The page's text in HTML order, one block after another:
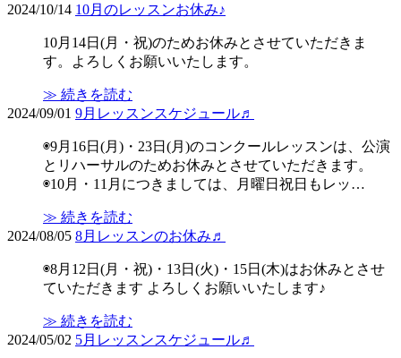
2024/10/14 10月のレッスンお休み♪
10月14日(月・祝)のためお休みとさせていただきま
す。よろしくお願いいたします。
≫ 続きを読む
2024/09/01 9月レッスンスケジュール♬
◉9月16日(月)・23日(月)のコンクールレッスンは、公演
とリハーサルのためお休みとさせていただきます。
◉10月・11月につきましては、月曜日祝日もレッ…
≫ 続きを読む
2024/08/05 8月レッスンのお休み♬
◉8月12日(月・祝)・13日(火)・15日(木)はお休みとさせ
ていただきます よろしくお願いいたします♪
≫ 続きを読む
2024/05/02 5月レッスンスケジュール♬